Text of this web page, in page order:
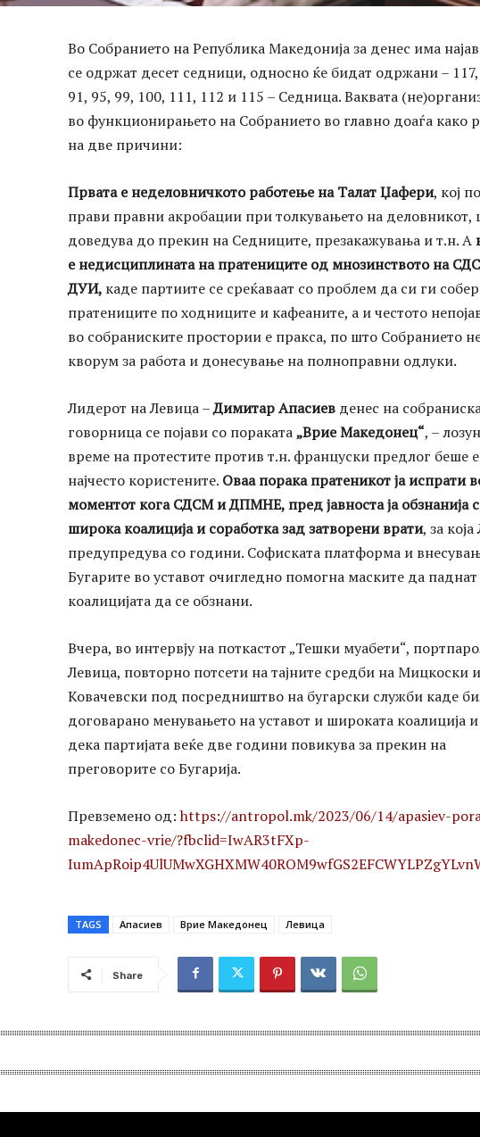
Во Собранието на Република Македонија за денес има
се одржат десет седници, односно ќе бидат одржани – 117,
91, 95, 99, 100, 111, 112 и 115 – Седница. Ваквата
во функционирањето на Собранието во главно доаѓа како
на две причини:
Првата е неделовничкото работење на Талат Џафери, кој
прави правни акробации при толкувањето на деловникот,
доведува до прекин на Седниците, презакажувања и т.н. А
е недисциплината на пратениците од мнозинството на
ДУИ, каде партиите се среќаваат со проблем да си ги
пратениците по ходниците и кафеаните, а и честото
во собраниските простории е пракса, по што Собранието
кворум за работа и донесување на полноправни одлуки.
Лидерот на Левица –Димитар Апасиев денес на
говорница се појави со пораката„Врие Македонец“, –
време на протестите против т.н. француски предлог беше
најчесто користените. Оваа порака пратеникот ја испрати
моментот кога СДСМ и ДПМНЕ, пред јавноста ја обзнанија
широка коалиција и соработка зад затворени врати, за
предупредува со години. Софиската платформа и
Бугарите во уставот очигледно помогна маските да
коалицијата да се обзнани.
Вчера, во интервју на поткастот „Тешки муабети“,
Левица, повторно потсети на тајните средби на Мицкоски и
Ковачевски под посредништво на бугарски служби каде
договарано менувањето на уставот и широката коалиција
дека партијата веќе две години повикува за прекин на
преговорите со Бугарија.
Превземено од:https://antropol.mk/2023/06/14/apasiev-
makedonec-vrie/?fbclid=IwAR3tFXp-
TAGS Апасиев Врие Македонец Левица
Share